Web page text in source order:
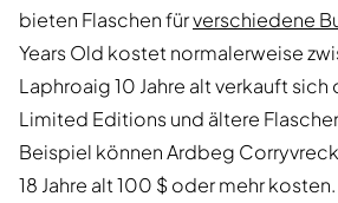
bieten Flaschen fürverschiedene
Years Old kostet normalerweise
Laphroaig 10 Jahre alt verkauft sich
Limited Editions und ältere
Beispiel können Ardbeg
18 Jahre alt 100 $ oder mehr